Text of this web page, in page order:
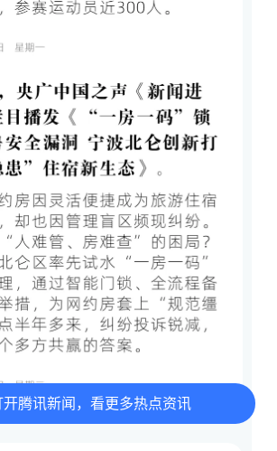
开腾讯新闻，看更多热点资讯